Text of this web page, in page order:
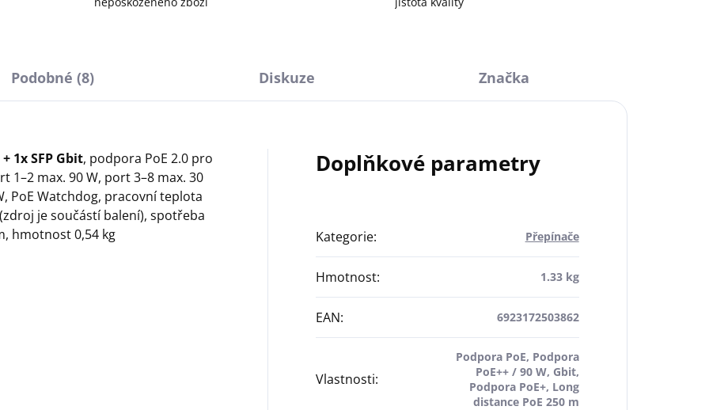
Podobné (8) Diskuze Značka
1x SFP Gbit, podpora PoE 2.0 pro
1–2 max. 90 W, port 3–8 max. 30
PoE Watchdog, pracovní teplota
je součástí balení), spotřeba
hmotnost 0,54 kg
Doplňkové parametry
Kategorie: Přepínače
Hmotnost: 1.33 kg
EAN: 6923172503862
Vlastnosti:
Podpora PoE, Podpora
PoE++ / 90 W, Gbit,
Podpora PoE+, Long
distance PoE 250 m